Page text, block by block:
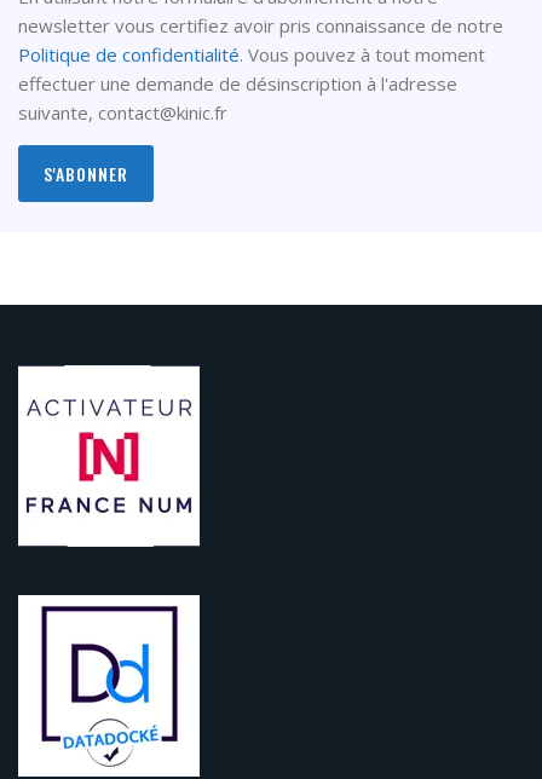
newsletter vous certifiez avoir pris connaissance de notre
Politique de confidentialité. Vous pouvez à tout moment
effectuer une demande de désinscription à l'adresse
suivante, contact@kinic.fr